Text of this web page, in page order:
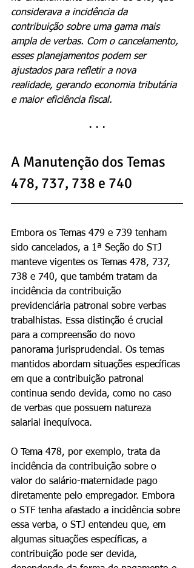
considerava a incidência da
contribuição sobre uma gama mais
ampla de verbas. Com o cancelamento,
esses planejamentos podem ser
ajustados para refletir a nova
realidade, gerando economia tributária
e maior eficiência fiscal.
· · ·
A Manutenção dos Temas
478, 737, 738 e 740
Embora os Temas 479 e 739 tenham
sido cancelados, a 1ª Seção do STJ
manteve vigentes os Temas 478, 737,
738 e 740, que também tratam da
incidência da contribuição
previdenciária patronal sobre verbas
trabalhistas. Essa distinção é crucial
para a compreensão do novo
panorama jurisprudencial. Os temas
mantidos abordam situações específicas
em que a contribuição patronal
continua sendo devida, como no caso
de verbas que possuem natureza
salarial inequívoca.
O Tema 478, por exemplo, trata da
incidência da contribuição sobre o
valor do salário-maternidade pago
diretamente pelo empregador. Embora
o STF tenha afastado a incidência sobre
essa verba, o STJ entendeu que, em
algumas situações específicas, a
contribuição pode ser devida,